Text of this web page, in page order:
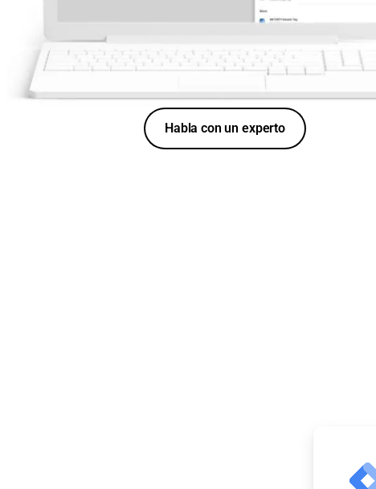
Habla con un experto